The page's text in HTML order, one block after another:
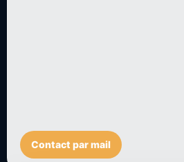
Contact par mail